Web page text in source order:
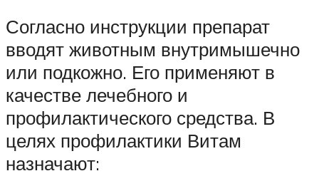
Согласно инструкции препарат
вводят животным внутримышечно
или подкожно. Его применяют в
качестве лечебного и
профилактического средства. В
целях профилактики Витам
назначают: